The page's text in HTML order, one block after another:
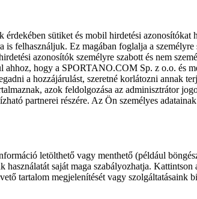
sütiket és mobil hirdetési
is felhasználjuk. Ez magában foglalja a
azonosítók személyre szabott és nem
hogy a SPORTANO.COM Sp. z o.o. és
a hozzájárulást, szeretné korlátozni annak
azok feldolgozása az adminisztrátor
partnerei részére. Az Ön személyes
letölthető vagy menthető (például
saját maga szabályozhatja.
tartalom megjelenítését vagy szolgáltatásaink